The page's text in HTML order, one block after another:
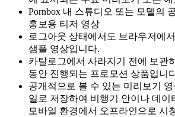
Pornbox 내 스튜디오 또는 모델의
홍보용 티저 영상
로그아웃 상태에서도 브라우저에
샘플 영상입니다.
카탈로그에서 사라지기 전에 보관
동안 진행되는 프로모션 상품입니
공개적으로 볼 수 있는 미리보기
일로 저장하여 비행기 안이나 데이
모바일 환경에서 오프라인으로 시